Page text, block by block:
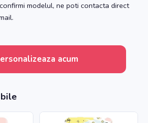
modelul, ne poti contacta direct
acum